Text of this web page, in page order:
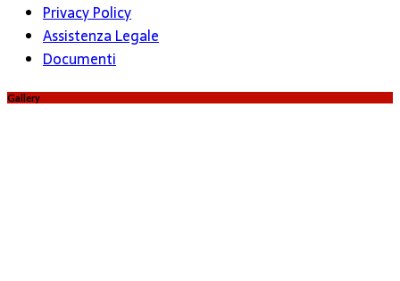
Privacy Policy
Assistenza Legale
Documenti
Gallery